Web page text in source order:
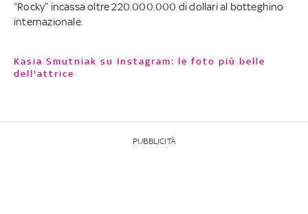
“Rocky” incassa oltre 220.000.000 di dollari al botteghino
internazionale.
Kasia Smutniak su Instagram: le foto più belle
dell'attrice
PUBBLICITÀ